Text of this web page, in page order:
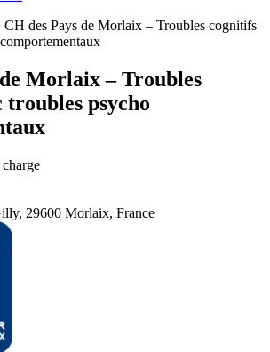
CH des Pays de Morlaix – Troubles cognitifs
Morlaix – Troubles
troubles psycho
29600 Morlaix, France